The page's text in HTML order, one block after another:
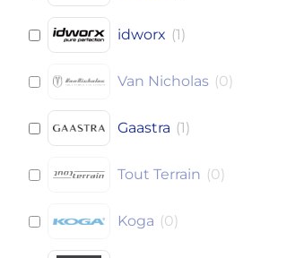
idworx (1)
Van Nicholas (0)
Gaastra (1)
Tout Terrain (0)
Koga (0)